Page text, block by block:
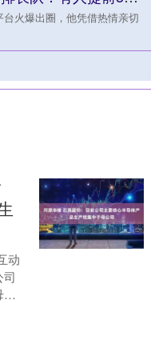
火爆出圈，他凭借热情亲切
动